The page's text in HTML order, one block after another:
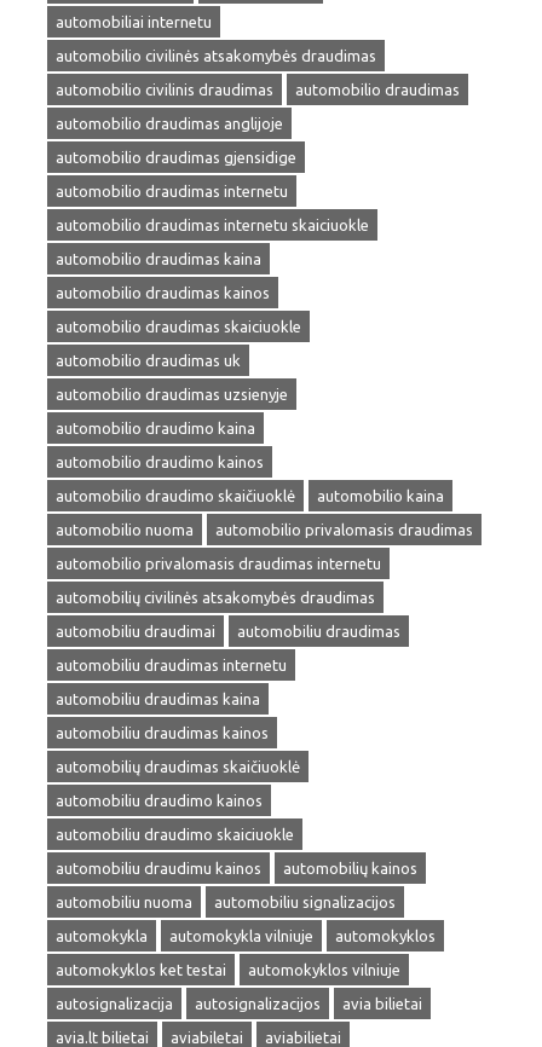
automobiliai internetu
automobilio civilinės atsakomybės draudimas
automobilio civilinis draudimas
automobilio draudimas
automobilio draudimas anglijoje
automobilio draudimas gjensidige
automobilio draudimas internetu
automobilio draudimas internetu skaiciuokle
automobilio draudimas kaina
automobilio draudimas kainos
automobilio draudimas skaiciuokle
automobilio draudimas uk
automobilio draudimas uzsienyje
automobilio draudimo kaina
automobilio draudimo kainos
automobilio draudimo skaičiuoklė
automobilio kaina
automobilio nuoma
automobilio privalomasis draudimas
automobilio privalomasis draudimas internetu
automobilių civilinės atsakomybės draudimas
automobiliu draudimai
automobiliu draudimas
automobiliu draudimas internetu
automobiliu draudimas kaina
automobiliu draudimas kainos
automobilių draudimas skaičiuoklė
automobiliu draudimo kainos
automobiliu draudimo skaiciuokle
automobiliu draudimu kainos
automobilių kainos
automobiliu nuoma
automobiliu signalizacijos
automokykla
automokykla vilniuje
automokyklos
automokyklos ket testai
automokyklos vilniuje
autosignalizacija
autosignalizacijos
avia bilietai
avia.lt bilietai
aviabiletai
aviabilietai